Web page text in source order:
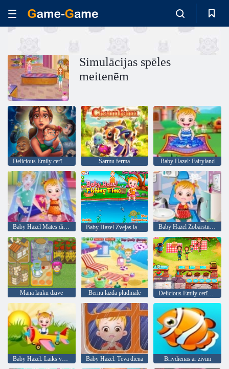
Simulācijas spēles
meitenēm
Delicious Emily cerības un Bailes Šarmu ferma Baby Hazel: Fairyland
Baby Hazel Mātes diena Baby Hazel Zvejas laiks Baby Hazel Zobārstniecība
Mana lauku dzīve Bērnu lazda pludmalē Delicious Emily cerības un bailes
Baby Hazel: Tēva diena Brīvdienas ar zivīm